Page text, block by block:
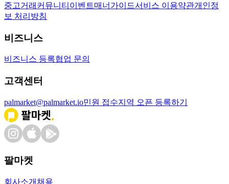
중고거래 커뮤니티 이벤트매너가이드서비스 이용약관개인정
보 처리방침
비즈니스
비즈니스 등록협업 문의
고객센터
palmarket@palmarket.io민원 접수지역 오픈 등록하기
팔마켓
회사소개 채용